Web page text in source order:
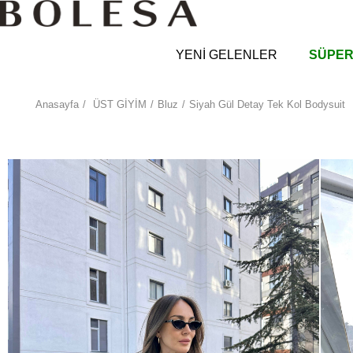
YENİ GELENLER
Anasayfa ÜST GİYİM Bluz Siyah Gül Detay Tek Kol Bodysuit